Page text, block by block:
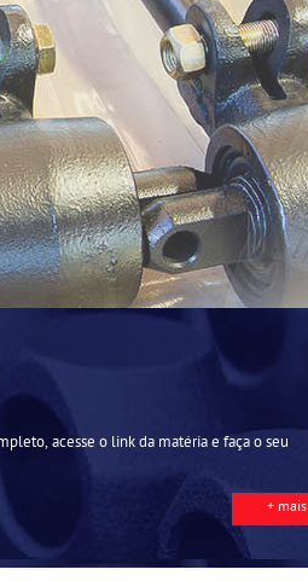
acesse o link da matéria e faça o seu
+ mais